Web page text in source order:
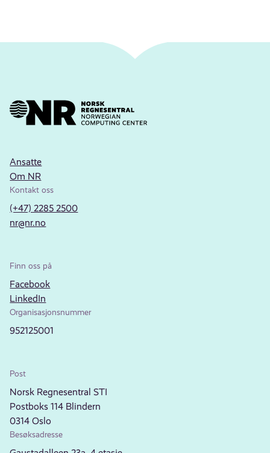
Ansatte
Om NR
Kontakt oss
(+47) 2285 2500
nr@nr.no
Finn oss på
Facebook
LinkedIn
Organisasjonsnummer
952125001
Post
Norsk Regnesentral STI
Postboks 114 Blindern
0314 Oslo
Besøksadresse